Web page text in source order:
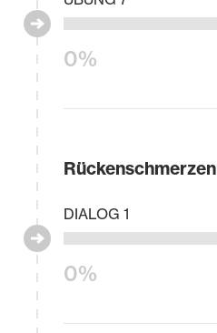
0%
Rückenschmerzen
0%
DIALOG 1